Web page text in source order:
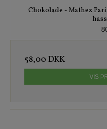
Chokolade - Mathez
58,00 DKK
VIS